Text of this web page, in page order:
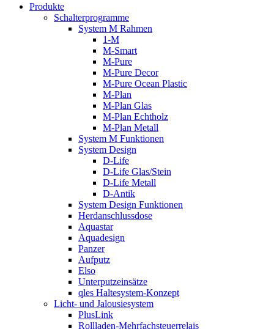
Produkte
Schalterprogramme
System M Rahmen
1-M
M-Smart
M-Pure
M-Pure Decor
M-Pure Ocean Plastic
M-Plan
M-Plan Glas
M-Plan Echtholz
M-Plan Metall
System M Funktionen
System Design
D-Life
D-Life Glas/Stein
D-Life Metall
D-Antik
System Design Funktionen
Herdanschlussdose
Aquastar
Aquadesign
Panzer
Aufputz
Elso
Unterputzeinsätze
qles Haltesystem-Konzept
Licht- und Jalousiesystem
PlusLink
Rollladen-Mehrfachsteuerrelais